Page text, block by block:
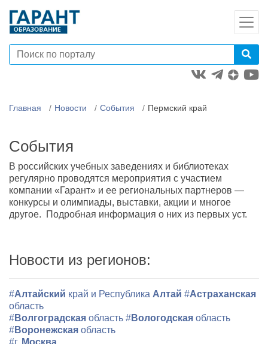
Главная Новости События Пермский край
События
В российских учебных заведениях и библиотеках
регулярно проводятся мероприятия с участием
компании «Гарант» и ее региональных партнеров —
конкурсы и олимпиады, выставки, акции и многое
другое. Подробная информация о них из первых уст.
Новости из регионов:
#Алтайский край и Республика Алтай #Астраханская
область
#Волгоградская область #Вологодская область
#Воронежская область